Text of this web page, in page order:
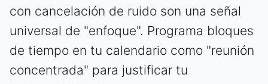
con cancelación de ruido son una señal
universal de "enfoque". Programa bloques
de tiempo en tu calendario como "reunión
concentrada" para justificar tu